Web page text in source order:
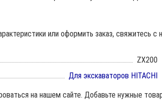
или оформить заказ,
ZX200
Для экскаваторов HITACHI
на нашем сайте. Добавьте нужные